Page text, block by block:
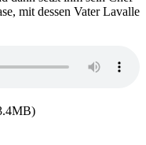
mit dessen Vater Lavalle